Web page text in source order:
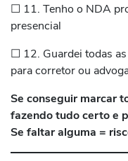
☐ 11. Tenho o NDA
presencial
☐ 12. Guardei todas
para corretor ou
Se conseguir marcar
fazendo tudo certo e
Se faltar alguma =